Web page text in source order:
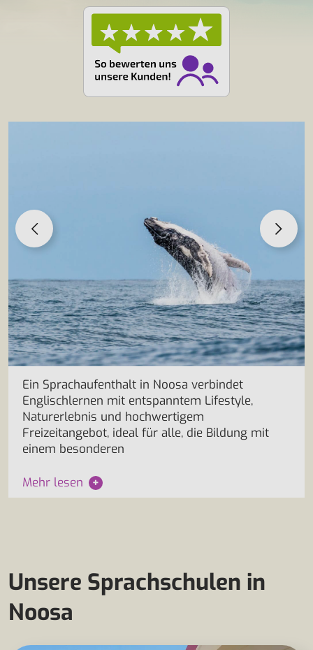
Ein Sprachaufenthalt in Noosa verbindet
Englischlernen mit entspanntem Lifestyle,
Naturerlebnis und hochwertigem
Freizeitangebot, ideal für alle, die Bildung mit
einem besonderen
Mehr lesen +
Unsere Sprachschulen in
Noosa